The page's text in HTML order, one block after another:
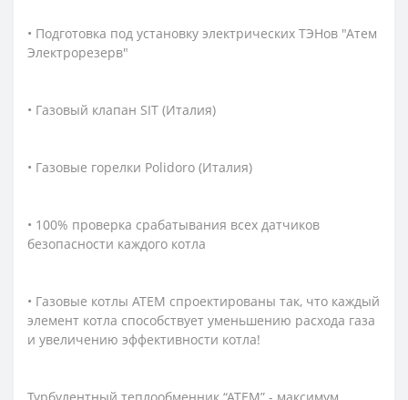
• Подготовка под установку электрических ТЭНов "Атем
Электрорезерв"
• Газовый клапан SIT (Италия)
• Газовые горелки Polidoro (Италия)
• 100% проверка срабатывания всех датчиков
безопасности каждого котла
• Газовые котлы АТЕМ спроектированы так, что каждый
элемент котла способствует уменьшению расхода газа
и увеличению эффективности котла!